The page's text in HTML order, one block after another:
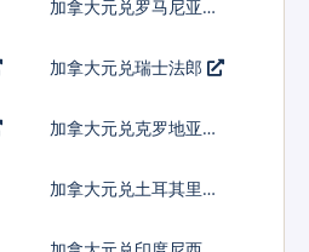
加拿大元兑罗马尼亚新
加拿大元兑瑞士法郎
加拿大元兑克罗地亚库
加拿大元兑土耳其里拉